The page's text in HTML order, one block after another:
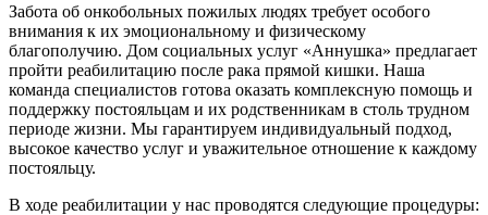
Забота об онкобольных пожилых людях требует особого
внимания к их эмоциональному и физическому
благополучию. Дом социальных услуг «Аннушка» предлагает
пройти реабилитацию после рака прямой кишки. Наша
команда специалистов готова оказать комплексную помощь и
поддержку постояльцам и их родственникам в столь трудном
периоде жизни. Мы гарантируем индивидуальный подход,
высокое качество услуг и уважительное отношение к каждому
постояльцу.
В ходе реабилитации у нас проводятся следующие процедуры: